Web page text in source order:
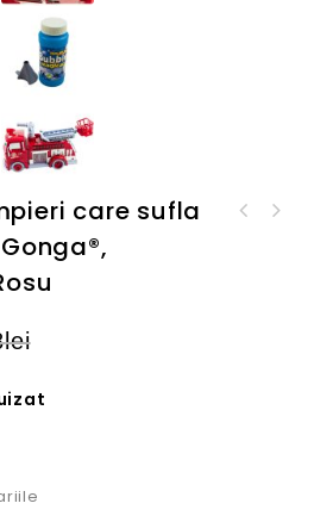
care sufla
lei